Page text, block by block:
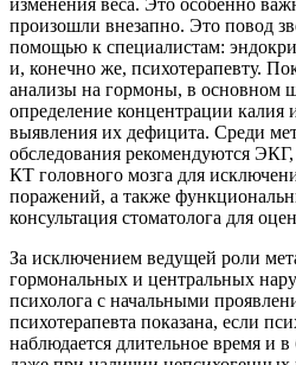
произошли внезапно. Это повод
помощью к специалистам:
и, конечно же, психотерапевту.
анализы на гормоны, в основном
определение концентрации калия
выявления их дефицита. Среди
обследования рекомендуются
КТ головного мозга для
поражений, а также
консультация стоматолога для
За исключением ведущей роли
гормональных и центральных
психолога с начальными
психотерапевта показана, если
наблюдается длительное время и